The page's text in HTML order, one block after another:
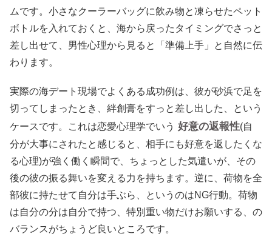
ムです。小さなクーラーバッグに飲み物と凍らせたペット
ボトルを入れておくと、海から戻ったタイミングでさっと
差し出せて、男性心理から見ると「準備上手」と自然に伝
わります。
実際の海デート現場でよくある成功例は、彼が砂浜で足を
切ってしまったとき、絆創膏をすっと差し出した、という
ケースです。これは恋愛心理学でいう 好意の返報性(自
分が大事にされたと感じると、相手にも好意を返したくな
る心理)が強く働く瞬間で、ちょっとした気遣いが、その
後の彼の振る舞いを変える力を持ちます。逆に、荷物を全
部彼に持たせて自分は手ぶら、というのはNG行動。荷物
は自分の分は自分で持つ、特別重い物だけお願いする、の
バランスがちょうど良いところです。